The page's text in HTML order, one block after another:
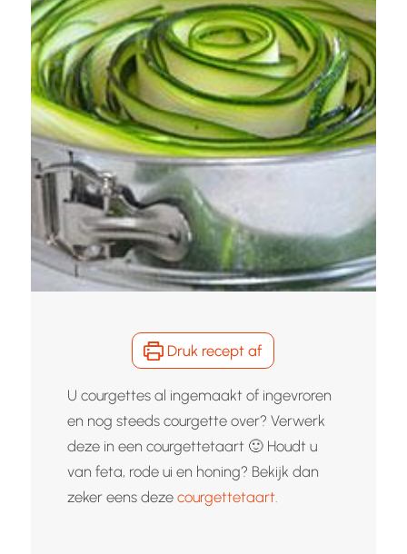
Druk recept af
U courgettes al ingemaakt of ingevroren
en nog steeds courgette over? Verwerk
deze in een courgettetaart 🙂 Houdt u
van feta, rode ui en honing? Bekijk dan
zeker eens deze courgettetaart.